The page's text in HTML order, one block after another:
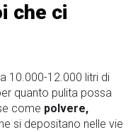
che ci
10.000-12.000 litri di
quanto pulita possa
come polvere,
si depositano nelle vie